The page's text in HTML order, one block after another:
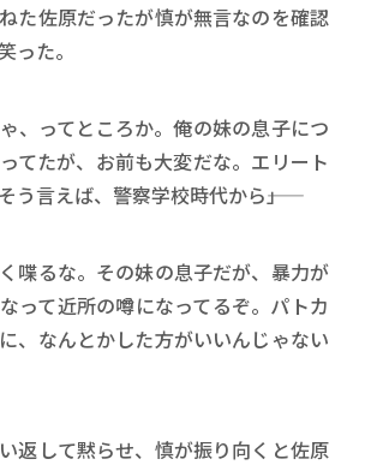
た佐原だったが慎が無言なのを確認
った。
、ってところか。俺の妹の息子につ
てたが、お前も大変だな。エリート
言えば、警察学校時代から――」
喋るな。その妹の息子だが、暴力が
って近所の噂になってるぞ。パトカ
、なんとかした方がいいんじゃない
返して黙らせ、慎が振り向くと佐原